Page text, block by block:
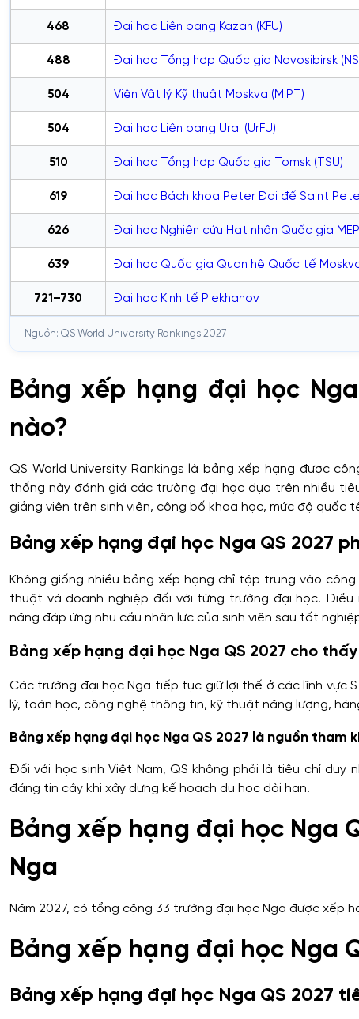
468 Đại học Liên bang Kazan (KFU)
488 Đại học Tổng hợp Quốc gia Novosibirsk
504 Viện Vật lý Kỹ thuật Moskva (MIPT)
504 Đại học Liên bang Ural (UrFU)
510 Đại học Tổng hợp Quốc gia Tomsk (TSU)
619 Đại học Bách khoa Peter Đại đế Saint
626 Đại học Nghiên cứu Hạt nhân Quốc gia
639 Đại học Quốc gia Quan hệ Quốc tế
721–730 Đại học Kinh tế Plekhanov
741–750 Đại học Liên bang Viễn Đông (FEFU)
801–850 Đại học ITMO
801–850
851–900 Đại học Y khoa Quốc gia Sechenov
901–950 Đại học Tổng hợp Altai
951–1000 Đại học Tổng hợp Nam Ural
1001–1200 Đại học Tài chính trực thuộc Chính phủ Nga
1001–1200 Đại học Liên bang Baltic I. Kant
1201–1400 Đại học Mỏ Saint Petersburg
1201–1400 Đại học Lobachevsky Nizhny Novgorod
1201–1400 Đại học Tổng hợp Saratov
1201–1400 Đại học Kỹ thuật Điện LETI Saint Petersburg
1201–1400
1401+ MEI (Đại học Năng lượng Moskva)
1401+ Đại học Tổng hợp Tyumen
Nguồn: QS World University Rankings 2027
Bảng xếp hạng đại học
nào?
QS World University Rankings là bảng xếp hạng được
thống này đánh giá các trường đại học dựa trên nhiều
giảng viên trên sinh viên, công bố khoa học, mức độ quốc
Bảng xếp hạng đại học Nga QS 2027
Không giống nhiều bảng xếp hạng chỉ tập trung vào
thuật và doanh nghiệp đối với từng trường đại học.
năng đáp ứng nhu cầu nhân lực của sinh viên sau tốt
Bảng xếp hạng đại học Nga QS 2027 cho
Các trường đại học Nga tiếp tục giữ lợi thế ở các lĩnh vực
lý, toán học, công nghệ thông tin, kỹ thuật năng lượng,
Bảng xếp hạng đại học Nga QS 2027 là nguồn tham
Đối với học sinh Việt Nam, QS không phải là tiêu chí
đáng tin cậy khi xây dựng kế hoạch du học dài hạn.
Bảng xếp hạng đại học Nga
Nga
Năm 2027, có tổng cộng 33 trường đại học Nga được xếp
Bảng xếp hạng đại học Nga
Bảng xếp hạng đại học Nga QS 2027